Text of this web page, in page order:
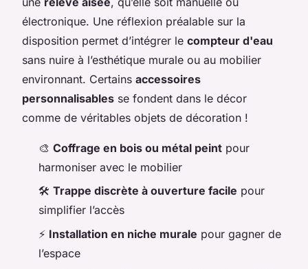
électronique. Une réflexion préalable sur la
disposition permet d’intégrer le compteur d'eau
sans nuire à l’esthétique murale ou au mobilier
environnant. Certains accessoires
personnalisables se fondent dans le décor
comme de véritables objets de décoration !
🎨 Coffrage en bois ou métal peint pour
harmoniser avec le mobilier
🛠️ Trappe discrète à ouverture facile pour
simplifier l’accès
⚡ Installation en niche murale pour gagner de
l’espace